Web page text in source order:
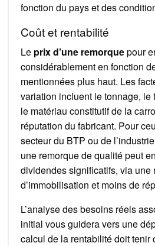
fonction du pays et des
Coût et rentabilité
Le prix d’une remorquepour
considérablement en fonction
mentionnées plus haut. Les
variation incluent le tonnage, le
le matériau constitutif de la
réputation du fabricant. Pour
secteur du BTP ou de
une remorque de qualité peut
dividendes significatifs, via une
d’immobilisation et moins de
L’analyse des besoins réels
initial vous guidera vers une
calcul de la rentabilité doit tenir